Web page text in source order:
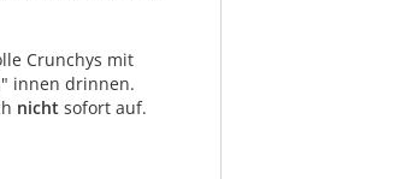
Crunchys mit
innen drinnen.
nicht sofort auf.